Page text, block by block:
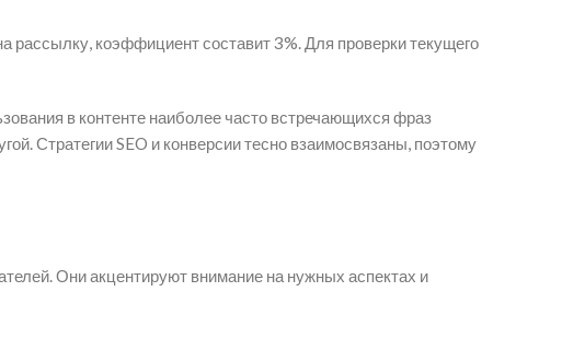
рассылку, коэффициент составит 3%. Для проверки текущего
в контенте наиболее часто встречающихся фраз
Стратегии SEO и конверсии тесно взаимосвязаны, поэтому
Они акцентируют внимание на нужных аспектах и